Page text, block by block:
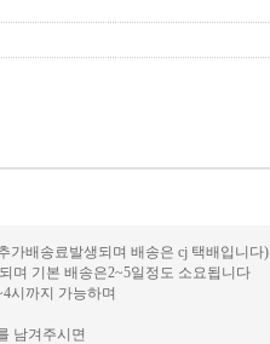
가배송료발생되며 배송은 cj 택배입니다)
며 기본 배송은2~5일정도 소요됩니다
시까지 가능하며
남겨주시면